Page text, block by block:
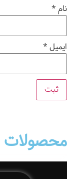
نام *
ایمیل *
محصولات